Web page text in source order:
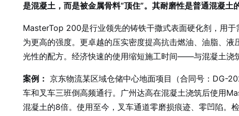
是混凝土，而是被金属骨料“顶住”。其耐磨性是普通混凝土
MasterTop 200是行业领先的铸铁干撒式表面硬化剂，用
为更高的强度。更卓越的压实密度提高抗击燃油、油脂、
光性的配方。经济快速的使用缩短施工时间——与混凝土浇
案例： 京东物流某区域仓储中心地面项目（合同号：DG-
车和叉车三班倒高频通行。广州达高在混凝土浇筑后使用
混凝土的8倍。使用至今，叉车通道零磨损痕迹、零凹陷。